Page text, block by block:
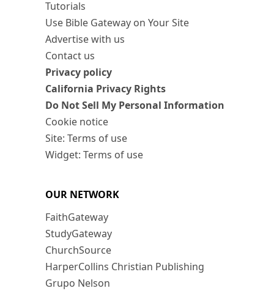
Tutorials
Use Bible Gateway on Your Site
Advertise with us
Contact us
Privacy policy
California Privacy Rights
Do Not Sell My Personal Information
Cookie notice
Site: Terms of use
Widget: Terms of use
OUR NETWORK
FaithGateway
StudyGateway
ChurchSource
HarperCollins Christian Publishing
Grupo Nelson